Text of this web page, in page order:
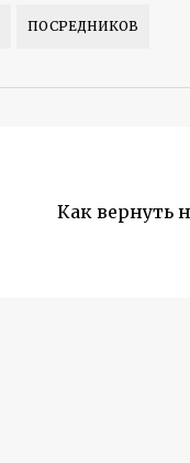
ПОСРЕДНИКОВ
Как вернуть